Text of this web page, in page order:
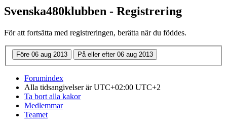
Svenska480klubben - Registrering
För att fortsätta med registreringen, berätta när du föddes.
Forumindex
Alla tidsangivelser är UTC+02:00 UTC+2
Ta bort alla kakor
Medlemmar
Teamet